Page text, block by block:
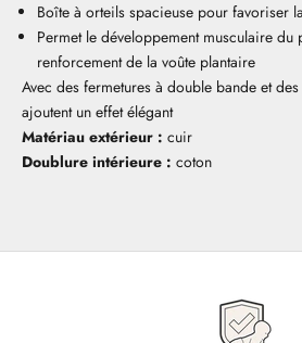
Boîte à orteils spacieuse pour favoriser
Permet le développement musculaire
renforcement de la voûte plantaire
Avec des fermetures à double bande et
ajoutent un effet élégant
Matériau extérieur : cuir
Doublure intérieure : coton